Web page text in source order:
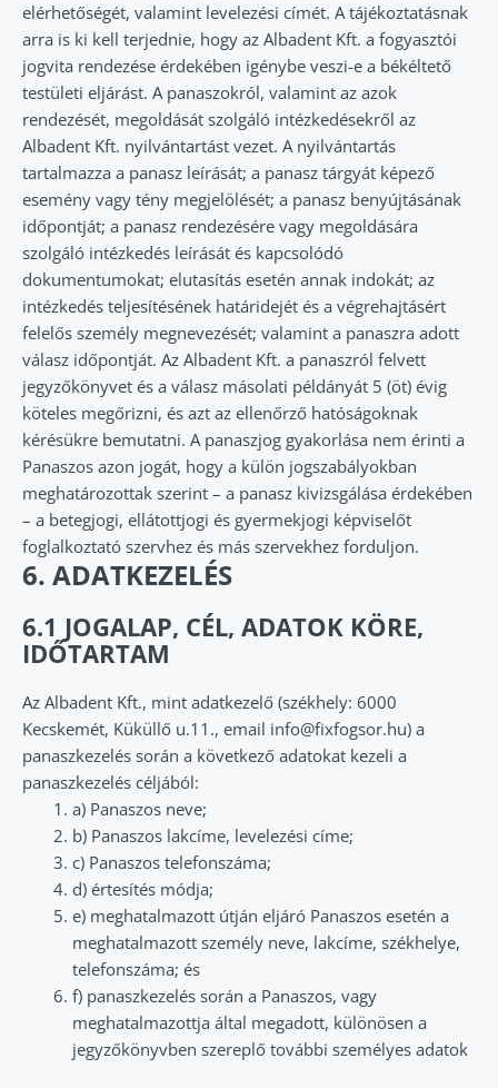
elérhetőségét, valamint levelezési címét. A tájékoztatásnak
arra is ki kell terjednie, hogy az Albadent Kft. a fogyasztói
jogvita rendezése érdekében igénybe veszi-e a békéltető
testületi eljárást. A panaszokról, valamint az azok
rendezését, megoldását szolgáló intézkedésekről az
Albadent Kft. nyilvántartást vezet. A nyilvántartás
tartalmazza a panasz leírását; a panasz tárgyát képező
esemény vagy tény megjelölését; a panasz benyújtásának
időpontját; a panasz rendezésére vagy megoldására
szolgáló intézkedés leírását és kapcsolódó
dokumentumokat; elutasítás esetén annak indokát; az
intézkedés teljesítésének határidejét és a végrehajtásért
felelős személy megnevezését; valamint a panaszra adott
válasz időpontját. Az Albadent Kft. a panaszról felvett
jegyzőkönyvet és a válasz másolati példányát 5 (öt) évig
köteles megőrizni, és azt az ellenőrző hatóságoknak
kérésükre bemutatni. A panaszjog gyakorlása nem érinti a
Panaszos azon jogát, hogy a külön jogszabályokban
meghatározottak szerint – a panasz kivizsgálása érdekében
– a betegjogi, ellátottjogi és gyermekjogi képviselőt
foglalkoztató szervhez és más szervekhez forduljon.
6. ADATKEZELÉS
6.1 JOGALAP, CÉL, ADATOK KÖRE,
IDŐTARTAM
Az Albadent Kft., mint adatkezelő (székhely: 6000
Kecskemét, Küküllő u.11., email info@fixfogsor.hu) a
panaszkezelés során a következő adatokat kezeli a
panaszkezelés céljából:
a) Panaszos neve;
b) Panaszos lakcíme, levelezési címe;
c) Panaszos telefonszáma;
d) értesítés módja;
e) meghatalmazott útján eljáró Panaszos esetén a
meghatalmazott személy neve, lakcíme, székhelye,
telefonszáma; és
f) panaszkezelés során a Panaszos, vagy
meghatalmazottja által megadott, különösen a
jegyzőkönyvben szereplő további személyes adatok